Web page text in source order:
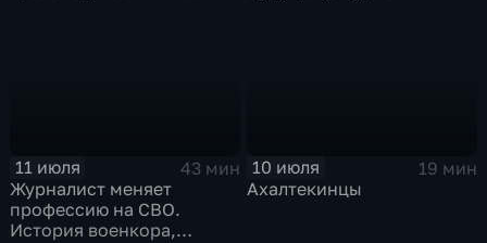
11 июля
43 мин
Журналист меняет
профессию на СВО.
История военкора,
10 июля
19 мин
Ахалтекинцы